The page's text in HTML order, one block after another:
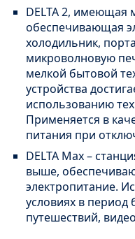
DELTA 2, имеющая
обеспечивающая
холодильник,
микроволновую
мелкой бытовой
устройства
использованию
Применяется в
питания при
DELTA Max –
выше,
электропитание.
условиях в период
путешествий,